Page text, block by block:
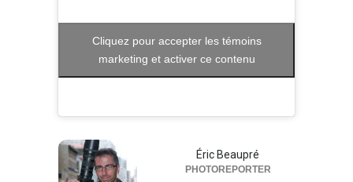
Cliquez pour accepter les témoins
marketing et activer ce contenu
Éric Beaupré
PHOTOREPORTER